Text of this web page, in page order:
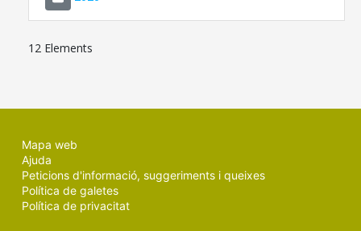
12 Elements
Mapa web
Ajuda
Peticions d'informació, suggeriments i queixes
Política de galetes
Política de privacitat